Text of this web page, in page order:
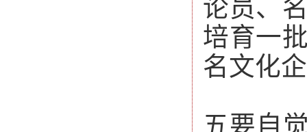
论员、
培育一
名文化
五要自